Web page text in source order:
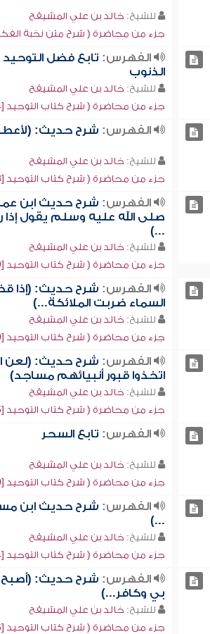
للشيخ: خالد بن علي المشيقح
جزء من محاضرة ( شرح متن نخبة الفكر
الفهرس: تابع فضل
الذنوب
للشيخ: خالد بن علي المشيقح
جزء من محاضرة ( شرح كتاب التوحيد [4])
الفهرس: شرح حديث:
للشيخ: خالد بن علي المشيقح
جزء من محاضرة ( شرح كتاب التوحيد [8])
الفهرس: شرح حديث ابن
صلى الله عليه وسلم يقول إذا
...)
للشيخ: خالد بن علي المشيقح
جزء من محاضرة ( شرح كتاب التوحيد [19])
الفهرس: شرح حديث: (إذا
السماء ضربت الملائكة...)
للشيخ: خالد بن علي المشيقح
جزء من محاضرة ( شرح كتاب التوحيد [20])
الفهرس: شرح حديث: (لعن
اتخذوا قبور أنبيائهم مساجد)
للشيخ: خالد بن علي المشيقح
جزء من محاضرة ( شرح كتاب التوحيد [25])
الفهرس: تابع السحر
للشيخ: خالد بن علي المشيقح
جزء من محاضرة ( شرح كتاب التوحيد [30])
الفهرس: شرح حديث ابن
...)
للشيخ: خالد بن علي المشيقح
جزء من محاضرة ( شرح كتاب التوحيد [34])
الفهرس: شرح حديث:
بي وكافر...)
للشيخ: خالد بن علي المشيقح
جزء من محاضرة ( شرح كتاب التوحيد [36])